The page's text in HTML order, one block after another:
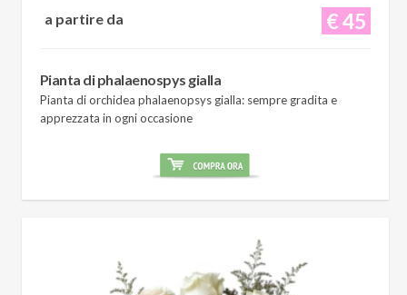
€ 45
a partire da
Pianta di phalaenospys gialla
Pianta di orchidea phalaenopsys gialla: sempre gradita e
apprezzata in ogni occasione